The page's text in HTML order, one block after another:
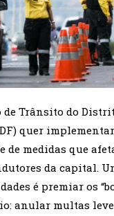
de Trânsito do
quer
de medidas que
da capital.
é premiar os
anular multas